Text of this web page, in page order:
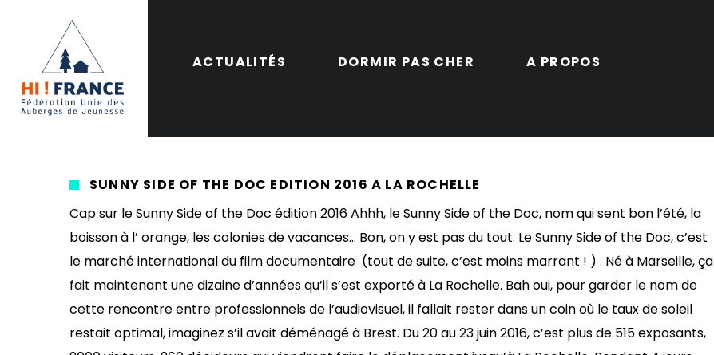
ACTUALITÉS DORMIR PAS CHER A PROPOS
SUNNY SIDE OF THE DOC ÉDITION 2016 À LA ROCHELLE
Cap sur le Sunny Side of the Doc édition 2016 Ahhh, le Sunny Side of the Doc, nom qui sent bon l’été, la
boisson à l’ orange, les colonies de vacances… Bon, on y est pas du tout. Le Sunny Side of the Doc, c’est
le marché international du film documentaire (tout de suite, c’est moins marrant ! ) . Né à Marseille, ça
fait maintenant une dizaine d’années qu’il s’est exporté à La Rochelle. Bah oui, pour garder le nom de
cette rencontre entre professionnels de l’audiovisuel, il fallait rester dans un coin où le taux de soleil
restait optimal, imaginez s’il avait déménagé à Brest. Du 20 au 23 juin 2016, c’est plus de 515 exposants,